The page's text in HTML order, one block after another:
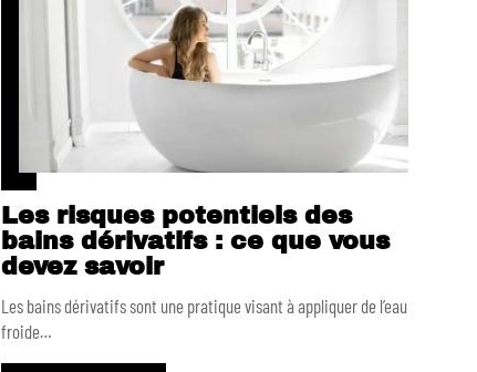
Les risques potentiels des
bains dérivatifs : ce que vous
devez savoir
Les bains dérivatifs sont une pratique visant à appliquer de l’eau
froide…